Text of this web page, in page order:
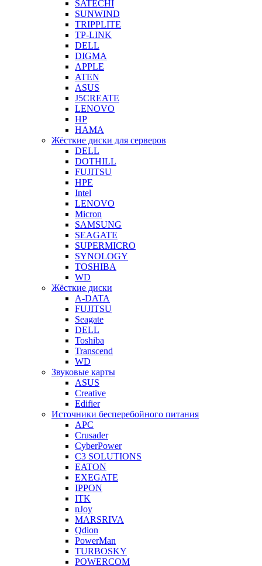
SATECHI
SUNWIND
TRIPPLITE
TP-LINK
DELL
DIGMA
APPLE
ATEN
ASUS
J5CREATE
LENOVO
HP
HAMA
Жёсткие диски для серверов
DELL
DOTHILL
FUJITSU
HPE
Intel
LENOVO
Micron
SAMSUNG
SEAGATE
SUPERMICRO
SYNOLOGY
TOSHIBA
WD
Жёсткие диски
A-DATA
FUJITSU
Seagate
DELL
Toshiba
Transcend
WD
Звуковые карты
ASUS
Creative
Edifier
Источники бесперебойного питания
APC
Crusader
CyberPower
C3 SOLUTIONS
EATON
EXEGATE
IPPON
ITK
nJoy
MARSRIVA
Qdion
PowerMan
TURBOSKY
POWERCOM